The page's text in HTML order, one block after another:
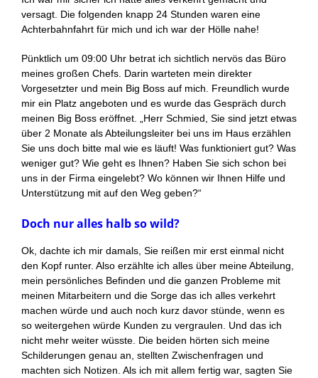
versagt. Die folgenden knapp 24 Stunden waren eine
Achterbahnfahrt für mich und ich war der Hölle nahe!
Pünktlich um 09:00 Uhr betrat ich sichtlich nervös das Büro
meines großen Chefs. Darin warteten mein direkter
Vorgesetzter und mein Big Boss auf mich. Freundlich wurde
mir ein Platz angeboten und es wurde das Gespräch durch
meinen Big Boss eröffnet. „Herr Schmied, Sie sind jetzt etwas
über 2 Monate als Abteilungsleiter bei uns im Haus erzählen
Sie uns doch bitte mal wie es läuft! Was funktioniert gut? Was
weniger gut? Wie geht es Ihnen? Haben Sie sich schon bei
uns in der Firma eingelebt? Wo können wir Ihnen Hilfe und
Unterstützung mit auf den Weg geben?“
Doch nur alles halb so wild?
Ok, dachte ich mir damals, Sie reißen mir erst einmal nicht
den Kopf runter. Also erzählte ich alles über meine Abteilung,
mein persönliches Befinden und die ganzen Probleme mit
meinen Mitarbeitern und die Sorge das ich alles verkehrt
machen würde und auch noch kurz davor stünde, wenn es
so weitergehen würde Kunden zu vergraulen. Und das ich
nicht mehr weiter wüsste. Die beiden hörten sich meine
Schilderungen genau an, stellten Zwischenfragen und
machten sich Notizen. Als ich mit allem fertig war, sagten Sie